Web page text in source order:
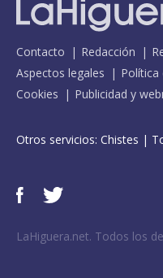
Contacto Redacción
Aspectos legales
Política
Cookies
Publicidad y
Otros servicios: Chistes |
LaHiguera.net. Todos los